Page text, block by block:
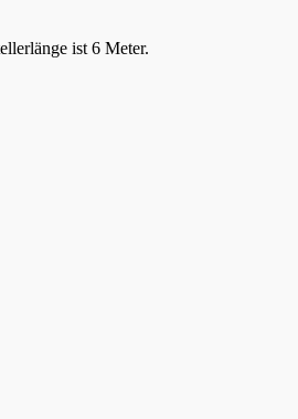
ist 6 Meter.